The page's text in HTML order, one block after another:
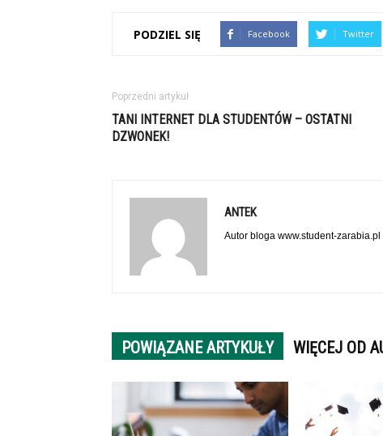
PODZIEL SIĘ Facebook Twitter
Poprzedni artykuł
TANI INTERNET DLA STUDENTÓW – OSTATNI
DZWONEK!
ANTEK
Autor bloga www.student-zarabia.pl
POWIĄZANE ARTYKUŁY WIĘCEJ OD